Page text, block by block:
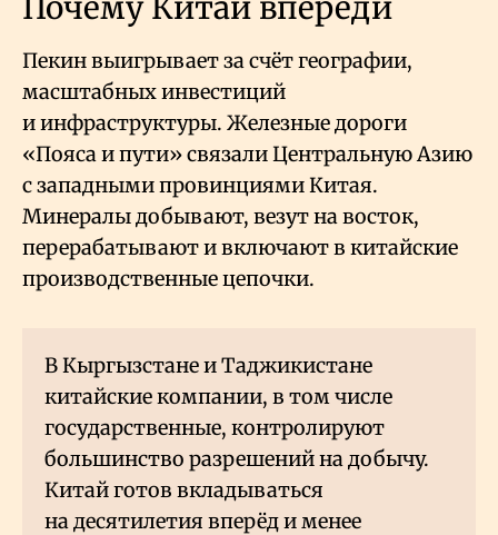
Пекин выигрывает за счёт географии,
масштабных инвестиций
и инфраструктуры. Железные дороги
«Пояса и пути» связали Центральную Азию
с западными провинциями Китая.
Минералы добывают, везут на восток,
перерабатывают и включают в китайские
производственные цепочки.
В Кыргызстане и Таджикистане
китайские компании, в том числе
государственные, контролируют
большинство разрешений на добычу.
Китай готов вкладываться
на десятилетия вперёд и менее